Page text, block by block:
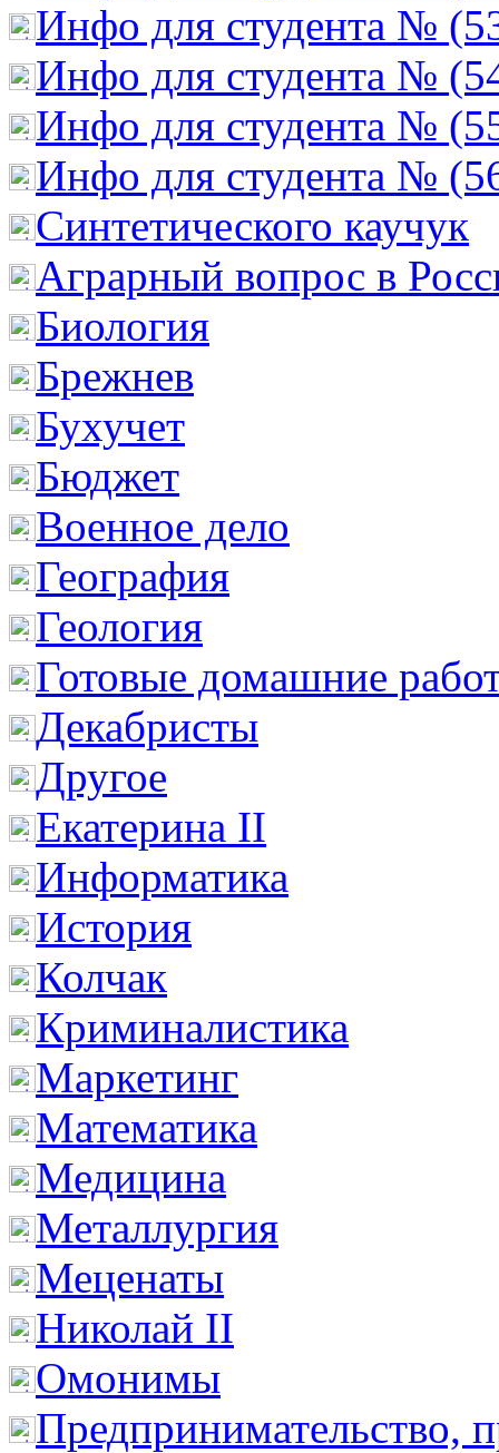
Инфо для студента №
Инфо для студента №
Инфо для студента №
Инфо для студента №
Cинтетического каучук
Аграрный вопрос в
Биология
Брежнев
Бухучет
Бюджет
Военное дело
География
Геология
Готовые домашние
Декабристы
Другое
Екатерина II
Информатика
История
Колчак
Криминалистика
Маркетинг
Математика
Медицина
Металлургия
Меценаты
Николай II
Омонимы
Предпринимательство,